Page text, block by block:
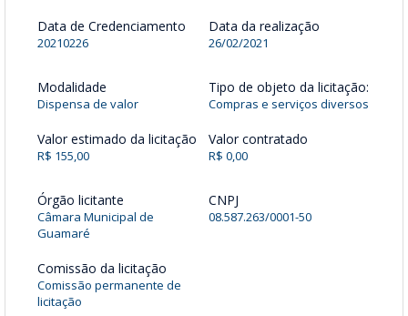
Data de Credenciamento
20210226
Data da realização
26/02/2021
Modalidade
Dispensa de valor
Tipo de objeto da licitação:
Compras e serviços diversos
Valor estimado da licitação
R$ 155,00
Valor contratado
R$ 0,00
Órgão licitante
Câmara Municipal de
Guamaré
CNPJ
08.587.263/0001-50
Comissão da licitação
Comissão permanente de
licitação